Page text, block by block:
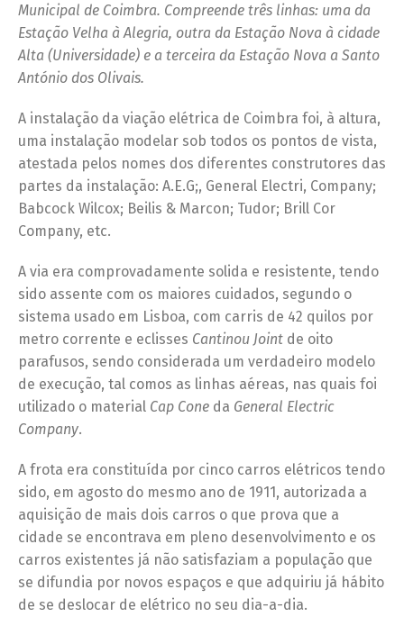
Municipal de Coimbra. Compreende três linhas: uma da
Estação Velha à Alegria, outra da Estação Nova à cidade
Alta (Universidade) e a terceira da Estação Nova a Santo
António dos Olivais.
A instalação da viação elétrica de Coimbra foi, à altura,
uma instalação modelar sob todos os pontos de vista,
atestada pelos nomes dos diferentes construtores das
partes da instalação: A.E.G;, General Electri, Company;
Babcock Wilcox; Beilis & Marcon; Tudor; Brill Cor
Company, etc.
A via era comprovadamente solida e resistente, tendo
sido assente com os maiores cuidados, segundo o
sistema usado em Lisboa, com carris de 42 quilos por
metro corrente e eclisses Cantinou Joint de oito
parafusos, sendo considerada um verdadeiro modelo
de execução, tal comos as linhas aéreas, nas quais foi
utilizado o material Cap Cone da General Electric
Company.
A frota era constituída por cinco carros elétricos tendo
sido, em agosto do mesmo ano de 1911, autorizada a
aquisição de mais dois carros o que prova que a
cidade se encontrava em pleno desenvolvimento e os
carros existentes já não satisfaziam a população que
se difundia por novos espaços e que adquiriu já hábito
de se deslocar de elétrico no seu dia-a-dia.